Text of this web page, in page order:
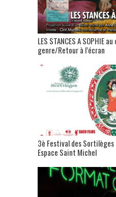
LES STANCES A SOPHIE
genre/Retour à l’écran
3è Festival des
Espace Saint Michel